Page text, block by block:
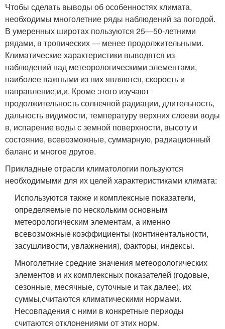
Чтобы сделать выводы об особенностях климата,
необходимы многолетние ряды наблюдений за погодой.
В умеренных широтах пользуются 25—50-летними
рядами, в тропических — менее продолжительными.
Климатические характеристики выводятся из
наблюдений над метеорологическими элементами,
наиболее важными из них являются, скорость и
направление,и,и. Кроме этого изучают
продолжительность солнечной радиации, длительность,
дальность видимости, температуру верхних слоеви воды
в, испарение воды с земной поверхности, высоту и
состояние, всевозможные, суммарную, радиационный
баланс и многое другое.
Прикладные отрасли климатологии пользуются
необходимыми для их целей характеристиками климата:
Используются также и комплексные показатели,
определяемые по нескольким основным
метеорологическим элементам, а именно
всевозможные коэффициенты (континентальности,
засушливости, увлажнения), факторы, индексы.
Многолетние средние значения метеорологических
элементов и их комплексных показателей (годовые,
сезонные, месячные, суточные и так далее), их
суммы,считаются климатическими нормами.
Несовпадения с ними в конкретные периоды
считаются отклонениями от этих норм.